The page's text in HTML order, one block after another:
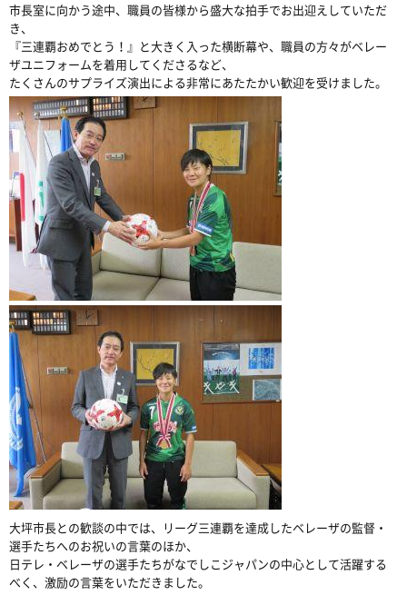
市長室に向かう途中、職員の皆様から盛大な拍手でお出迎えしていただ
き、
『三連覇おめでとう！』と大きく入った横断幕や、職員の方々がベレー
ザユニフォームを着用してくださるなど、
たくさんのサプライズ演出による非常にあたたかい歓迎を受けました。
大坪市長との歓談の中では、リーグ三連覇を達成したベレーザの監督・
選手たちへのお祝いの言葉のほか、
日テレ・ベレーザの選手たちがなでしこジャパンの中心として活躍する
べく、激励の言葉をいただきました。